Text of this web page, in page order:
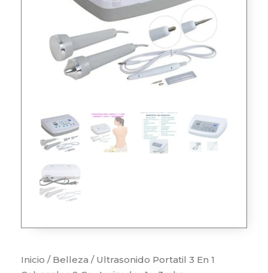
Inicio / Belleza / Ultrasonido Portatil 3 En 1